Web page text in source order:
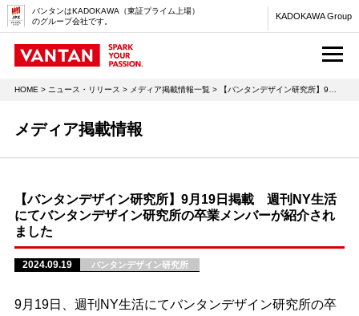
バンタンはKADOKAWA（東証プライム上場）
のグループ会社です。
KADOKAWA Group
HOME > ニュース・リリース > メディア掲載情報一覧 > 【バンタンデザイン研究所】9月19日掲載 週刊NY生活にてバンタンデザイン研究所の卒業メンバーが紹介されました
メディア掲載情報
【バンタンデザイン研究所】9月19日掲載 週刊NY生活
にてバンタンデザイン研究所の卒業メンバーが紹介され
ました
2024.09.19 バンタンデザイン研究所
9月19日、週刊NY生活にてバンタンデザイン研究所の卒